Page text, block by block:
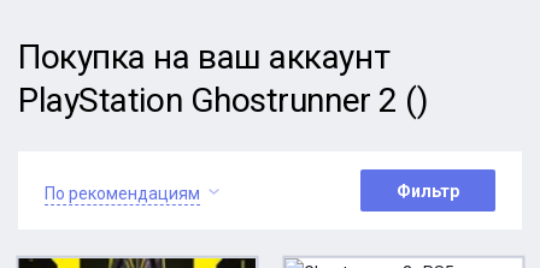
Покупка на ваш аккаунт
PlayStation Ghostrunner 2 ()
По рекомендациям Фильтр